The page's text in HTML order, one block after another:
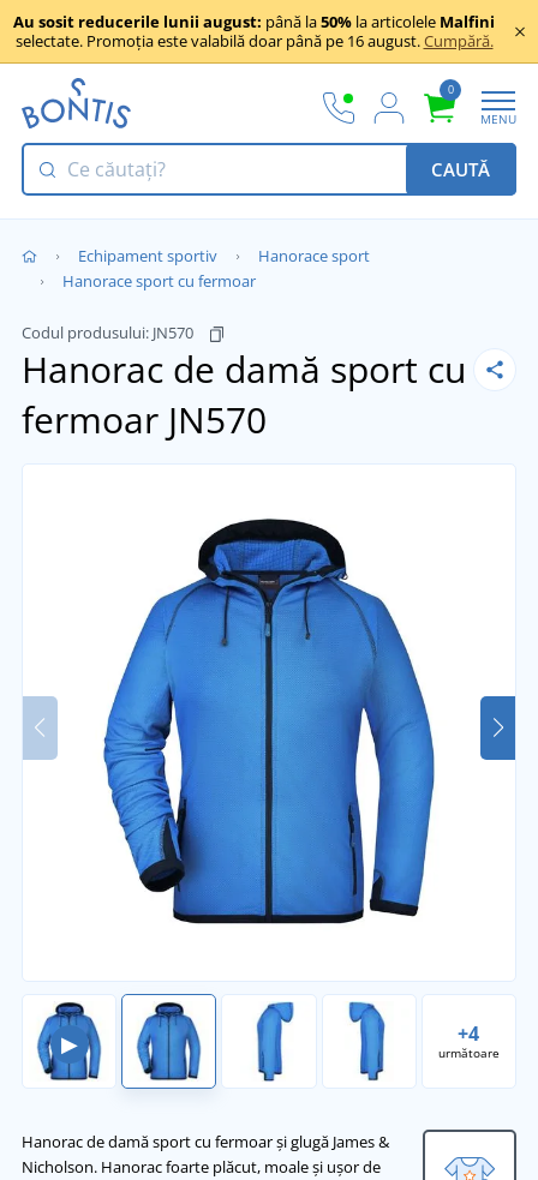
Au sosit reducerile lunii august: până la50% la articolele Malfini
selectate. Promoția este valabilă doar până pe 16 august.Cumpără.
0
MENU
CAUTĂ
Echipament sportiv
Hanorace sport
Hanorace sport cu fermoar
Codul produsului: JN570
Hanorac de damă sport cu
fermoar JN570
▶ +4
următoare
Hanorac de damă sport cu fermoar și glugă James &
Nicholson. Hanorac foarte plăcut, moale și ușor de